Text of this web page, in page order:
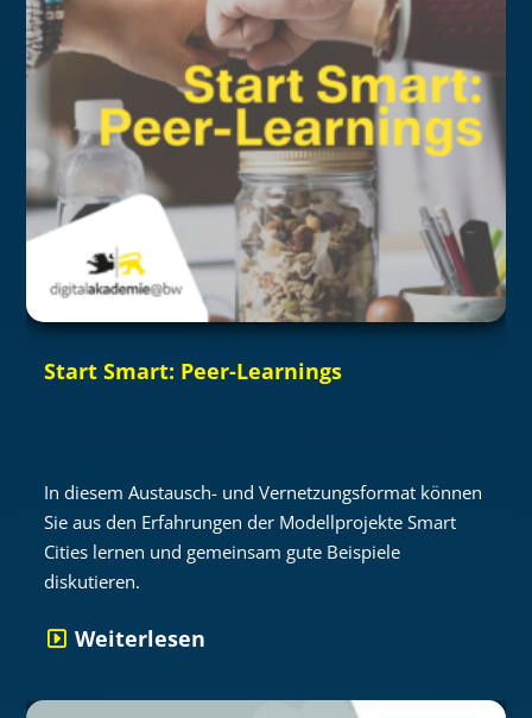
Start Smart: Peer-Learnings
In diesem Austausch- und Vernetzungsformat können
Sie aus den Erfahrungen der Modellprojekte Smart
Cities lernen und gemeinsam gute Beispiele
diskutieren.
Weiterlesen